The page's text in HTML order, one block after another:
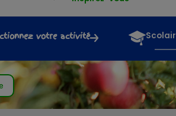
votre activité